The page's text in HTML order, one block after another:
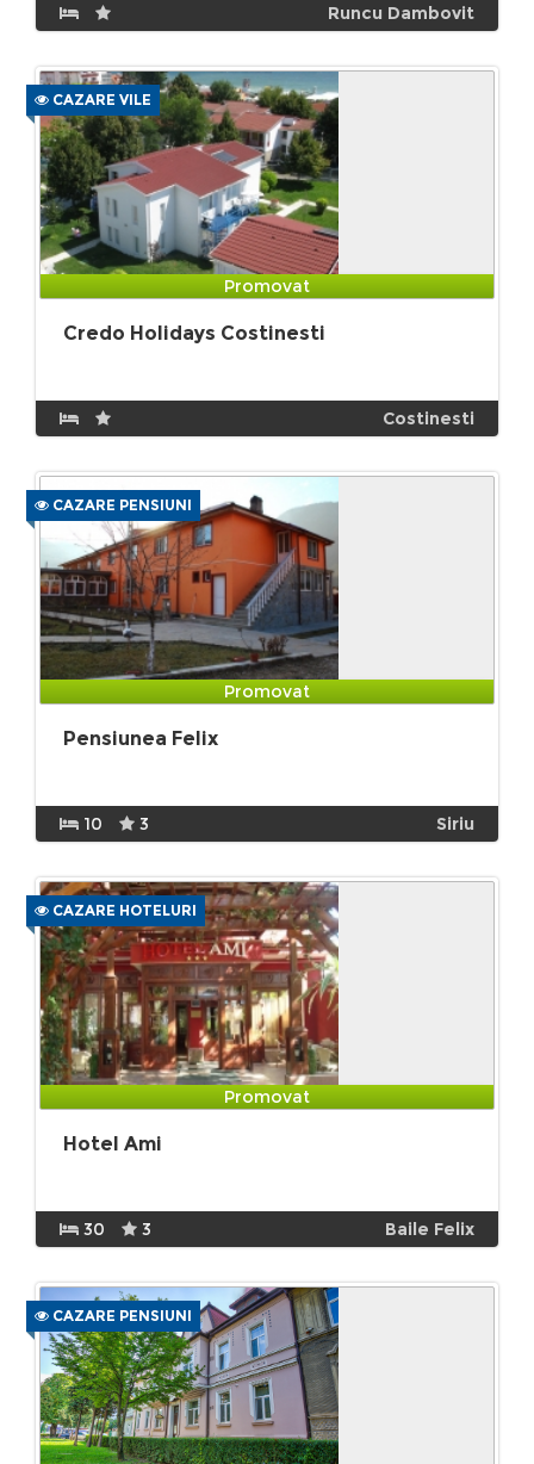
Runcu Dambovit
CAZARE VILE
Promovat
Credo Holidays Costinesti
Costinesti
CAZARE PENSIUNI
Promovat
Pensiunea Felix
10 3 Siriu
CAZARE HOTELURI
Promovat
Hotel Ami
30 3 Baile Felix
CAZARE PENSIUNI